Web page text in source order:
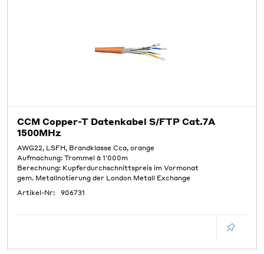
CCM Copper-T Datenkabel S/FTP Cat.7A
1500MHz
AWG22, LSFH, Brandklasse Cca, orange
Aufmachung: Trommel à 1'000m
Berechnung: Kupferdurchschnittspreis im Vormonat
gem. Metallnotierung der London Metall Exchange
Artikel-Nr:
906731